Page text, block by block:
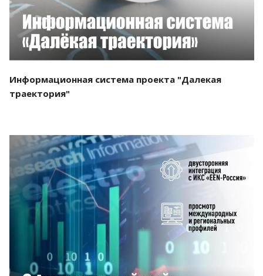
Информационная система проекта "Далекая
траектория"
Смотреть проект